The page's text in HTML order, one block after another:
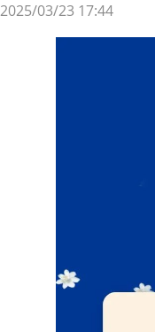
2025/03/23 17:44